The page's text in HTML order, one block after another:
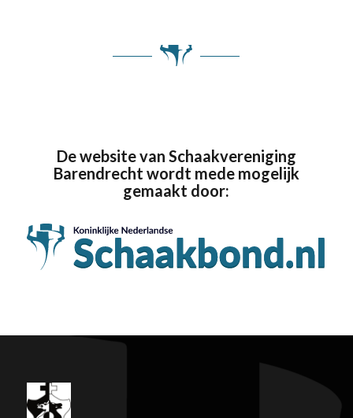
De website van Schaakvereniging
Barendrecht wordt mede mogelijk
gemaakt door: